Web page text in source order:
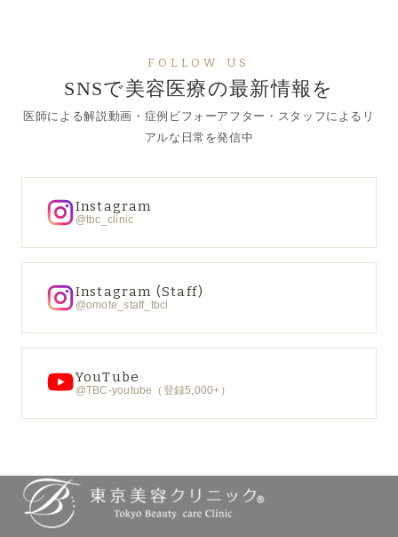
FOLLOW US
SNSで美容医療の最新情報を
医師による解説動画・症例ビフォーアフター・スタッフによるリ
アルな日常を発信中
Instagram
@tbc_clinic
Instagram (Staff)
@omote_staff_tbcl
YouTube
@TBC-youtube（登録5,000+）